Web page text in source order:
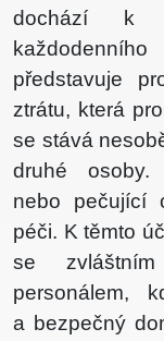
dochází k
představuje
ztrátu, která
se stává
druhé
nebo pečující
péči. K těmto
se
personálem,
a bezpečný